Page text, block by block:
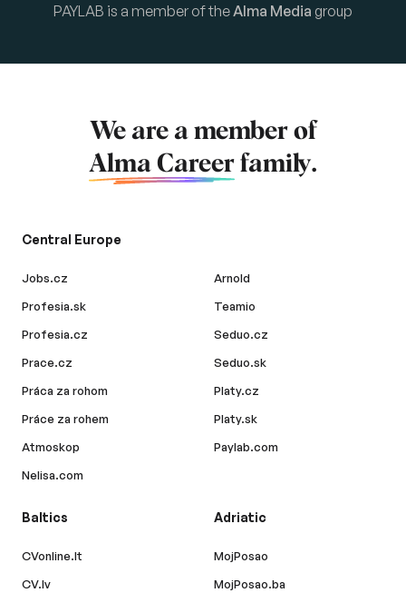
PAYLAB is a member of the Alma Media group
We are a member of
Alma Career family.
Central Europe
Jobs.cz
Profesia.sk
Profesia.cz
Prace.cz
Práca za rohom
Práce za rohem
Atmoskop
Nelisa.com
Arnold
Teamio
Seduo.cz
Seduo.sk
Platy.cz
Platy.sk
Paylab.com
Baltics
CVonline.lt
CV.lv
Adriatic
MojPosao
MojPosao.ba